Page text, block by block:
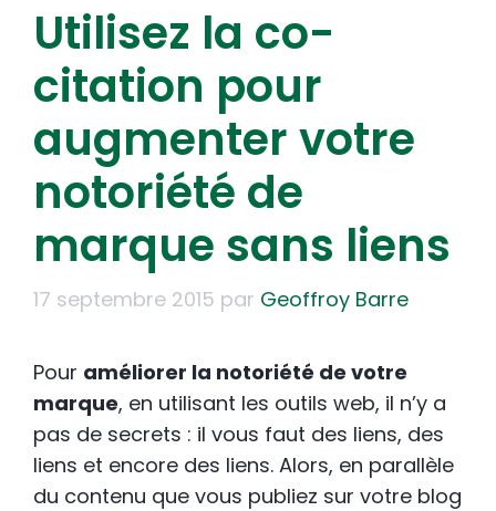
Utilisez la co-
citation pour
augmenter votre
notoriété de
marque sans liens
17 septembre 2015 par Geoffroy Barre
Pour améliorer la notoriété de votre
marque, en utilisant les outils web, il n’y a
pas de secrets : il vous faut des liens, des
liens et encore des liens. Alors, en parallèle
du contenu que vous publiez sur votre blog